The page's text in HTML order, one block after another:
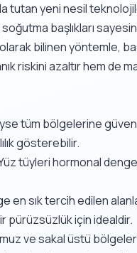
tutan yeni nesil
başlıkları
bilinen yöntemle,
riskini azaltır hem de
tüm bölgelerine
gösterebilir.
tüyleri hormonal
en sık tercih edilen
pürüzsüzlük için idealdir.
ve sakal üstü